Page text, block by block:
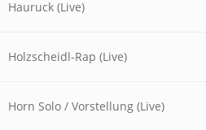
Hauruck (Live)
Holzscheidl-Rap (Live)
Horn Solo / Vorstellung (Live)